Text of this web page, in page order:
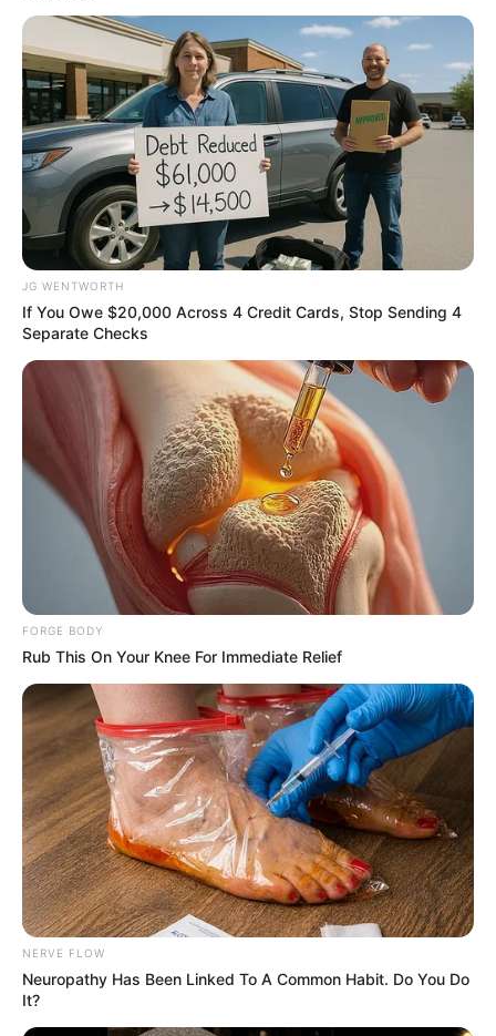
Did They Lie To Us In This Movie?
BRAINBERRIES
Remember Them? These '90s Couples Defined An
Era—See The Complete List
BRAINBERRIES
Columbus Adults Are Fixing High Blood Sugar
Spikes At Home (Recipe)
GLYCOGEN SUPPORT
Blood Sugar Is Not From Sweets! Meet The Main
Enemy Of Blood Sugar
GLYCOGEN SUPPORT
JG WENTWORTH
If You Owe $20,000 Across 4 Credit Cards, Stop Sending 4
Separate Checks
FORGE BODY
Rub This On Your Knee For Immediate Relief
NERVE FLOW
Neuropathy Has Been Linked To A Common Habit. Do You Do
It?